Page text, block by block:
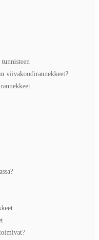
tunnisteen
viivakoodirannekkeet?